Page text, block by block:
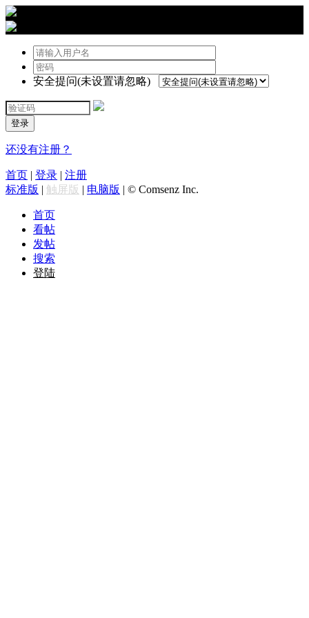
安全提问(未设置请忽略)
登录
还没有注册？
首页 | 登录 | 注册
标准版 | 触屏版 | 电脑版 | © Comsenz Inc.
首页
看帖
发帖
搜索
登陆